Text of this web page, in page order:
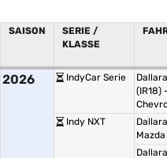
SAISON
SERIE /
KLASSE
2026 IndyCar Serie
(IR18) -
Indy NXT
Mazda